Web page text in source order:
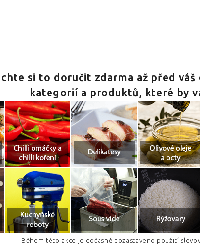
si to doručit zdarma až před
kategorií a produktů, které by
Během této akce je dočasně pozastaveno použití